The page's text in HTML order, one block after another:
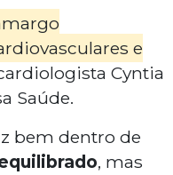
e
Cyntia
Saúde.
bem dentro de
, mas